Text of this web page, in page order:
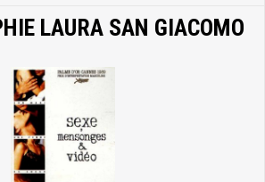
LAURA SAN GIACOMO